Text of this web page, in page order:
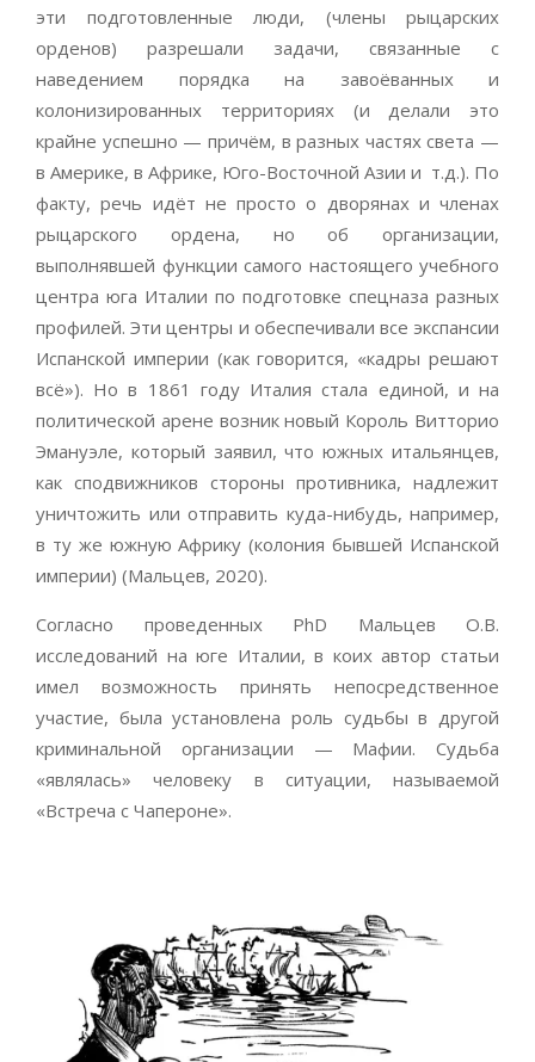
эти подготовленные люди, (члены рыцарских
орденов) разрешали задачи, связанные с
наведением порядка на завоёванных и
колонизированных территориях (и делали это
крайне успешно — причём, в разных частях света —
в Америке, в Африке, Юго-Восточной Азии и т.д.). По
факту, речь идёт не просто о дворянах и членах
рыцарского ордена, но об организации,
выполнявшей функции самого настоящего учебного
центра юга Италии по подготовке спецназа разных
профилей. Эти центры и обеспечивали все экспансии
Испанской империи (как говорится, «кадры решают
всё»). Но в 1861 году Италия стала единой, и на
политической арене возник новый Король Витторио
Эмануэле, который заявил, что южных итальянцев,
как сподвижников стороны противника, надлежит
уничтожить или отправить куда-нибудь, например,
в ту же южную Африку (колония бывшей Испанской
империи) (Мальцев, 2020).
Согласно проведенных PhD Мальцев О.В.
исследований на юге Италии, в коих автор статьи
имел возможность принять непосредственное
участие, была установлена роль судьбы в другой
криминальной организации — Мафии. Судьба
«являлась» человеку в ситуации, называемой
«Встреча с Чапероне».